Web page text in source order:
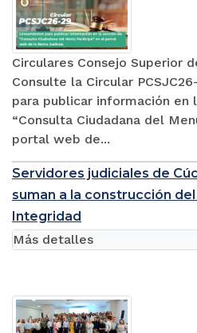
Circulares Consejo Superior
Consulte la Circular
para publicar información en
“Consulta Ciudadana del
portal web de...
Servidores judiciales de
suman a la construcción
Integridad
Más detalles